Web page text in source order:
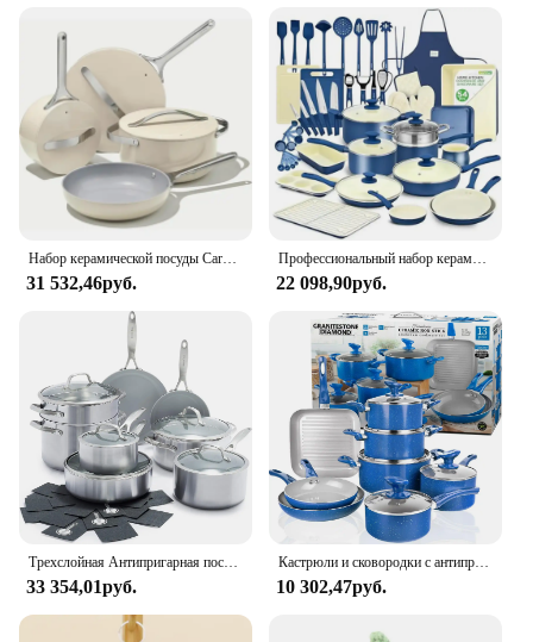
31 532,46руб.
Профессиональный набор керамической посуды с антипригарным покрытием, 54 предмета, формы для выпечки, кастрюли, сковороды, набор посуды Cool-Touch, ножи, разделочные доски для кухни
22 098,90руб.
33 354,01руб.
Кастрюли и сковородки с антипригарным покрытием, набор из 13 предметов, набор кухонной посуды, керамическая сковорода для приготовления пищи, кастрюли для соуса, синие крышки
10 302,47руб.